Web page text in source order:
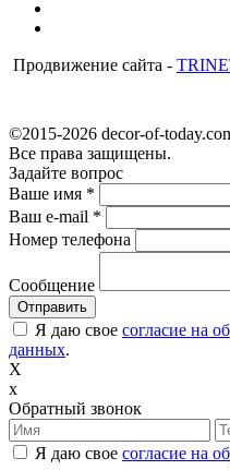
Продвижение сайта -
©2015-2026 decor-of-
Все права защищены.
Задайте вопрос
Ваше имя *
Ваш e-mail *
Номер телефона
Сообщение
Я даю свое согласие на
данных.
X
x
Обратный звонок
Я даю свое согласие на